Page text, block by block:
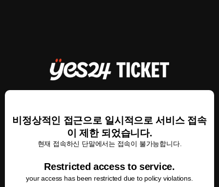
비정상적인 접근으로 일시적으로 서비스 접속
이 제한 되었습니다.
현재 접속하신 단말에서는 접속이 불가능합니다.
Restricted access to service.
your access has been restricted due to policy violations.